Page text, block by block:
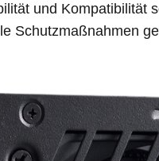
und
Schutzmaßnahmen